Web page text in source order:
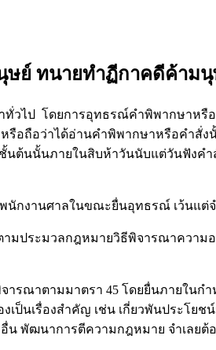
ทนายทำฏีกาคดีค้าม
ป โดยการอุทธรณ์คำพิพากษาหรื
อถือว่าได้อ่านคำพิพากษาหรือคำสั่
ต้นนั้นภายในสิบห้าวันนับแต่วันฟังค
านศาลในขณะยื่นอุทธรณ์ เว้นแต่จ
มวลกฎหมายวิธีพิจารณาความอา
าตามมาตรา 45 โดยยื่นภายในก
ป็นเรื่องสำคัญ เช่น เกี่ยวพันประโ
พัฒนาการตีความกฎหมาย จำเลยต้